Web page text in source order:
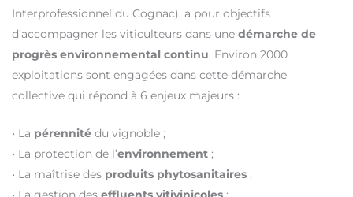
Interprofessionnel du Cognac), a pour objectifs
d’accompagner les viticulteurs dans une démarche de
progrès environnemental continu. Environ 2000
exploitations sont engagées dans cette démarche
collective qui répond à 6 enjeux majeurs :
• La pérennité du vignoble ;
• La protection de l’environnement ;
• La maîtrise des produits phytosanitaires ;